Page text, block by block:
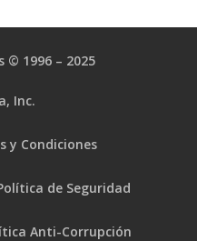
© 1996 – 2025
Inc.
y Condiciones
de Seguridad
Anti-Corrupción